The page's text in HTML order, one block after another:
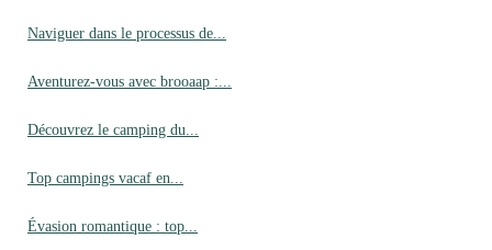
Naviguer dans le processus de...
Aventurez-vous avec brooaap :...
Découvrez le camping du...
Top campings vacaf en...
Évasion romantique : top...